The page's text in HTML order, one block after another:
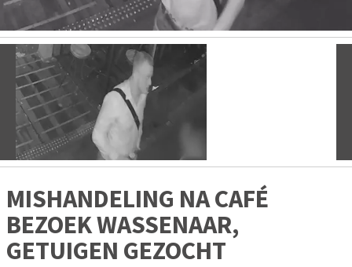
Vorige
MISHANDELING NA CAFÉ
BEZOEK WASSENAAR,
GETUIGEN GEZOCHT